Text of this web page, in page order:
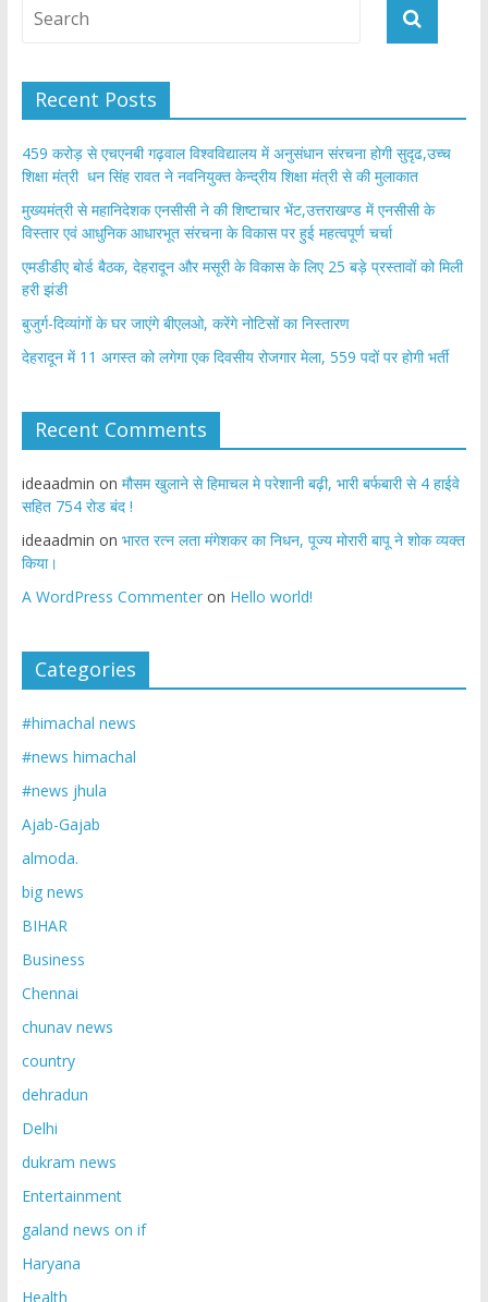
Recent Posts
459 करोड़ से एचएनबी गढ़वाल विश्वविद्यालय में अनुसंधान संरचना होगी सुदृढ,उच्च
शिक्षा मंत्री धन सिंह रावत ने नवनियुक्त केन्द्रीय शिक्षा मंत्री से की मुलाकात
मुख्यमंत्री से महानिदेशक एनसीसी ने की शिष्टाचार भेंट,उत्तराखण्ड में एनसीसी के
विस्तार एवं आधुनिक आधारभूत संरचना के विकास पर हुई महत्वपूर्ण चर्चा
एमडीडीए बोर्ड बैठक, देहरादून और मसूरी के विकास के लिए 25 बड़े प्रस्तावों को मिली
हरी झंडी
बुजुर्ग-दिव्यांगों के घर जाएंगे बीएलओ, करेंगे नोटिसों का निस्तारण
​देहरादून में 11 अगस्त को लगेगा एक दिवसीय रोजगार मेला, 559 पदों पर होगी भर्ती
Recent Comments
ideaadmin on मौसम खुलाने से हिमाचल मे परेशानी बढ़ी, भारी बर्फबारी से 4 हाईवे
सहित 754 रोड बंद !
ideaadmin on भारत रत्न लता मंगेशकर का निधन, पूज्य मोरारी बापू ने शोक व्यक्त
किया।
A WordPress Commenteron Hello world!
Categories
#himachal news
#news himachal
#news jhula
Ajab-Gajab
almoda.
big news
BIHAR
Business
Chennai
chunav news
country
dehradun
Delhi
dukram news
Entertainment
galand news on if
Haryana
Health